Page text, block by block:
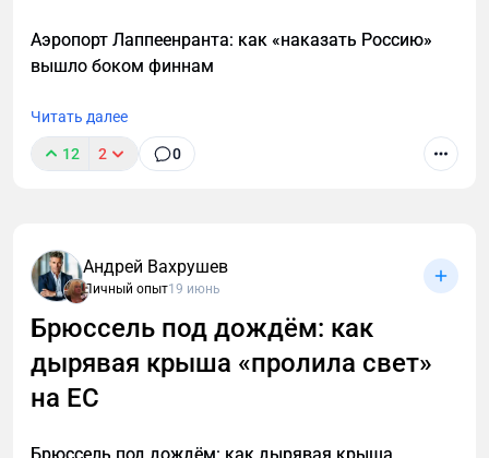
Аэропорт Лаппеенранта: как «наказать Россию»
вышло боком финнам
Читать далее
12 2 0
Андрей Вахрушев
Личный опыт19 июнь
Брюссель под дождём: как
дырявая крыша «пролила свет»
на ЕС